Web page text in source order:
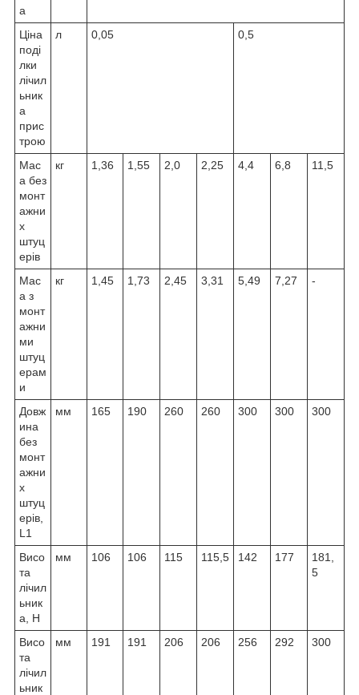
а
Ціна
поді
лки
лічил
ьник
а
прис
трою
л 0,05 0,5
Мас
а без
монт
ажни
х
штуц
ерів
кг 1,36 1,55 2,0 2,25 4,4 6,8 11,5
Мас
а з
монт
ажни
ми
штуц
ерам
и
кг 1,45 1,73 2,45 3,31 5,49 7,27 -
Довж
ина
без
монт
ажни
х
штуц
ерів,
L1
мм 165 190 260 260 300 300 300
Висо
та
лічил
ьник
а, H
мм 106 106 115 115,5 142 177
181,
5
Висо
та
лічил
ьник
мм 191 191 206 206 256 292 300